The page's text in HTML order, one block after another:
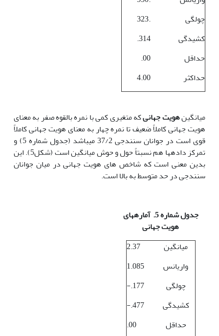
چولگی
.323
کشیدگی
314.
حداقل
00.
حداکثر
4.00
میانگینهویت جهانیکه متغیری کمی با نمره بالقوه صفر به معنای
هویت جهانی کاملاً ضعیف تا نمره چهار به معنای هویت جهانی کاملاً
قوی است در جوانان سنندجی 37/2 می‏باشد (جدول شماره 5) و
تمرکز داده‏ها هم نسبتاً حول و حوش میانگین است (شکل5). این
بدین معنی است که شاخص های هویت جهانی در میان جوانان
سنندجی در حد متوسط به بالا است.
جدول شماره 5. آماره‏های
هویت جهانی
میانگین
2.37
واریانس
1.085
چولگی
-.177
کشیدگی
-.477
حداقل
.00